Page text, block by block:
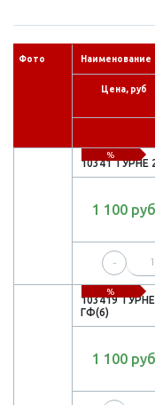
Фото Наименование
Цена, руб
%
10341
1 100 руб
-
%
103419
ГФ(6)
1 100 руб